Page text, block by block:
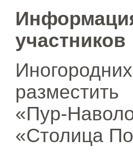
участников
«Пур-
«Столица